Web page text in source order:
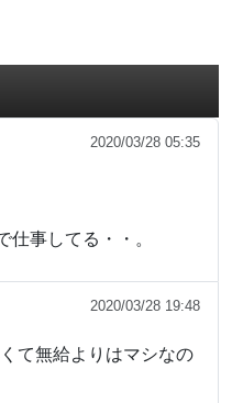
2020/03/28 05:35
事してる・・。
2020/03/28 19:48
て無給よりはマシなの